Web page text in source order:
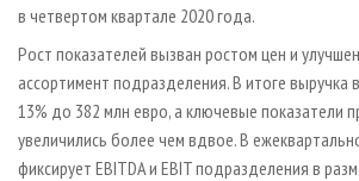
БИОЭНЕРГЕТИКА
ЦБП
ИНСТРУМЕНТ И МАТЕРИАЛЫ
RUSSIAN FORESTRY REVIEW
ГАЗЕТА ЛЕСПРОМФОРУМ
БИБЛИОТЕКА СПЕЦИАЛИСТА
в четвертом квартале 2020 года.
Рост показателей вызван ростом цен и
ассортимент подразделения. В итоге выручка
13% до 382 млн евро, а ключевые показатели
увеличились более чем вдвое. В
фиксирует EBITDA и EBIT подразделения в